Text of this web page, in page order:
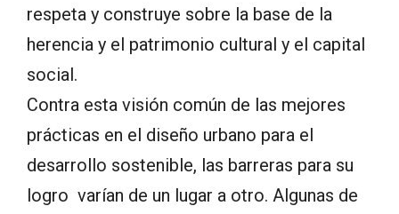
respeta y construye sobre la base de la
herencia y el patrimonio cultural y el capital
social.
Contra esta visión común de las mejores
prácticas en el diseño urbano para el
desarrollo sostenible, las barreras para su
logro varían de un lugar a otro. Algunas de